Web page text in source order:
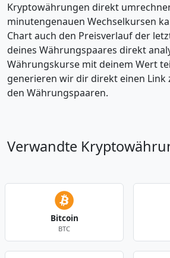
Kryptowährungen direkt
minutengenauen Wechselkursen
Chart auch den Preisverlauf der
deines Währungspaares direkt
Währungskurse mit deinem Wert
generieren wir dir direkt einen Link
den Währungspaaren.
Verwandte
Bitcoin
BTC